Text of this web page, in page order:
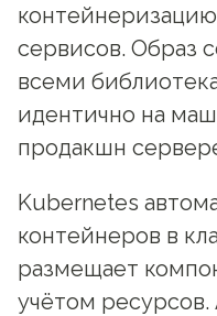
сервисов. Образ
всеми
идентично на
продакшн
Kubernetes
контейнеров в
размещает
учётом